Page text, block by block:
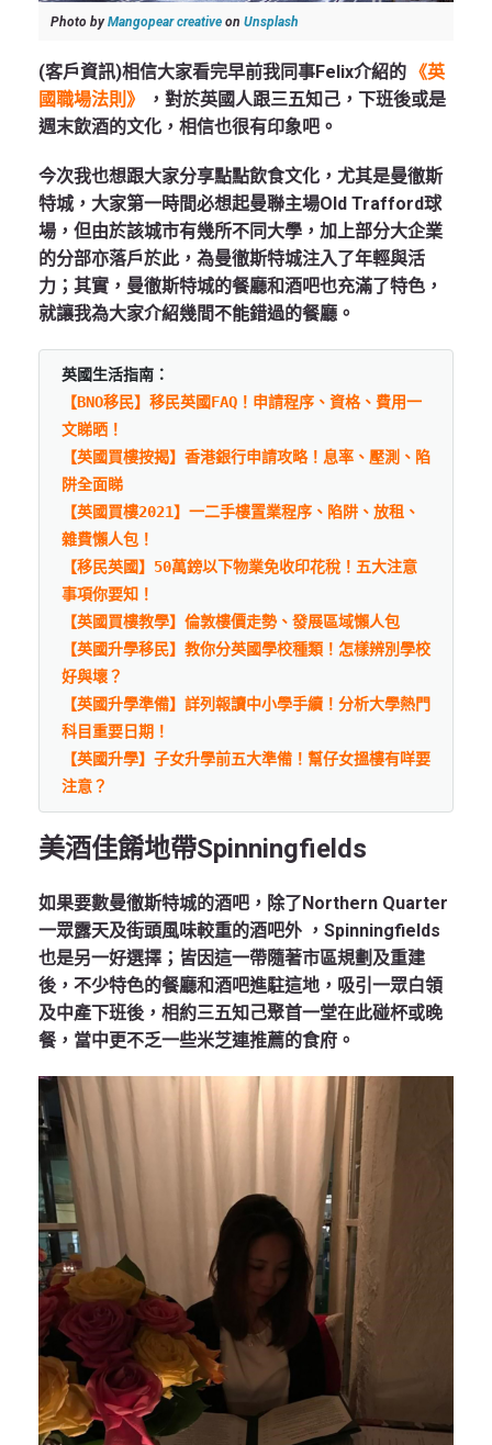
Photo byMangopear creative on Unsplash
(客戶資訊)相信大家看完早前我同事Felix介紹的 《英
國職場法則》
，對於英國人跟三五知己，下班後或是
週末飲酒的文化，相信也很有印象吧。
今次我也想跟大家分享點點飲食文化，尤其是曼徹斯
特城，大家第一時間必想起曼聯主場Old Trafford球
場，但由於該城市有幾所不同大學，加上部分大企業
的分部亦落戶於此，為曼徹斯特城注入了年輕與活
力；其實，曼徹斯特城的餐廳和酒吧也充滿了特色，
就讓我為大家介紹幾間不能錯過的餐廳。
英國生活指南：
【BNO移民】移民英國FAQ！申請程序、資格、費用一
文睇晒！
【英國買樓按揭】香港銀行申請攻略！息率、壓測、陷
阱全面睇
【英國買樓2021】一二手樓置業程序、陷阱、放租、
雜費懶人包！
【移民英國】50萬鎊以下物業免收印花稅！五大注意
事項你要知！
【英國買樓教學】倫敦樓價走勢、發展區域懶人包
【英國升學移民】教你分英國學校種類！怎樣辨別學校
好與壞？
【英國升學準備】詳列報讀中小學手續！分析大學熱門
科目重要日期！
【英國升學】子女升學前五大準備！幫仔女搵樓有咩要
注意？
美酒佳餚地帶Spinningfields
如果要數曼徹斯特城的酒吧，除了Northern Quarter
一眾露天及街頭風味較重的酒吧外 ，Spinningfields
也是另一好選擇；皆因這一帶隨著市區規劃及重建
後，不少特色的餐廳和酒吧進駐這地，吸引一眾白領
及中產下班後，相約三五知己聚首一堂在此碰杯或晚
餐，當中更不乏一些米芝連推薦的食府。